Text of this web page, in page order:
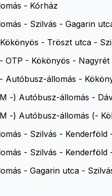
- Kórház
- Szilvás - Gagarin
- Tröszt utca -
OTP - Kökönyös -
Autóbusz-állomás -
-) Autóbusz-állomás -
-) Autóbusz-állomás (-
- Szilvás -
- Szilvás -
- Gagarin utca -